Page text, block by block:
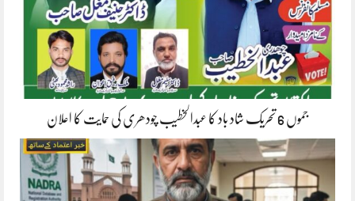
جموں 6 تحریک شاد باد کا عبدالخطیب چودھری کی حمایت کا اعلان